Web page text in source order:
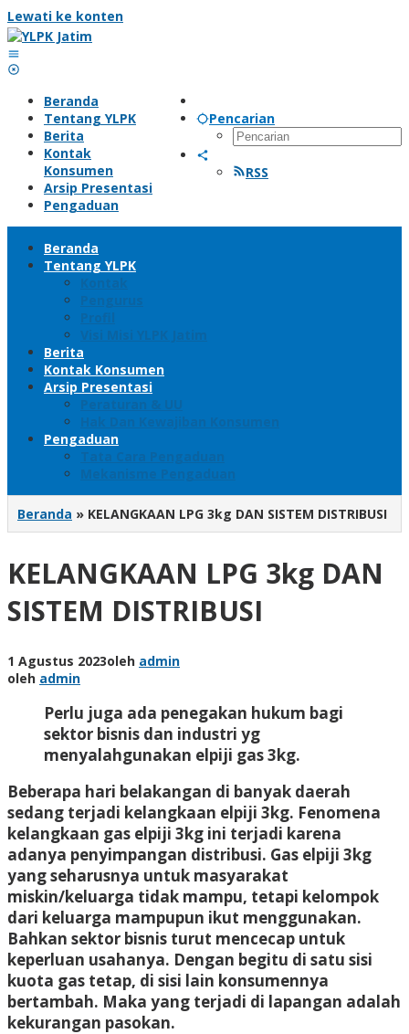
Lewati ke konten
Pencarian
RSS
Beranda
Tentang YLPK
Berita
Kontak
Konsumen
Arsip Presentasi
Pengaduan
Beranda
Tentang YLPK
Kontak
Pengurus
Profil
Visi Misi YLPK Jatim
Berita
Kontak Konsumen
Arsip Presentasi
Peraturan & UU
Hak Dan Kewajiban Konsumen
Pengaduan
Tata Cara Pengaduan
Mekanisme Pengaduan
Beranda » KELANGKAAN LPG 3kg DAN SISTEM DISTRIBUSI
KELANGKAAN LPG 3kg DAN
SISTEM DISTRIBUSI
1 Agustus 2023oleh admin
oleh admin
Perlu juga ada penegakan hukum bagi
sektor bisnis dan industri yg
menyalahgunakan elpiji gas 3kg.
Beberapa hari belakangan di banyak daerah
sedang terjadi kelangkaan elpiji 3kg. Fenomena
kelangkaan gas elpiji 3kg ini terjadi karena
adanya penyimpangan distribusi. Gas elpiji 3kg
yang seharusnya untuk masyarakat
miskin/keluarga tidak mampu, tetapi kelompok
dari keluarga mampupun ikut menggunakan.
Bahkan sektor bisnis turut mencecap untuk
keperluan usahanya. Dengan begitu di satu sisi
kuota gas tetap, di sisi lain konsumennya
bertambah. Maka yang terjadi di lapangan adalah
kekurangan pasokan.